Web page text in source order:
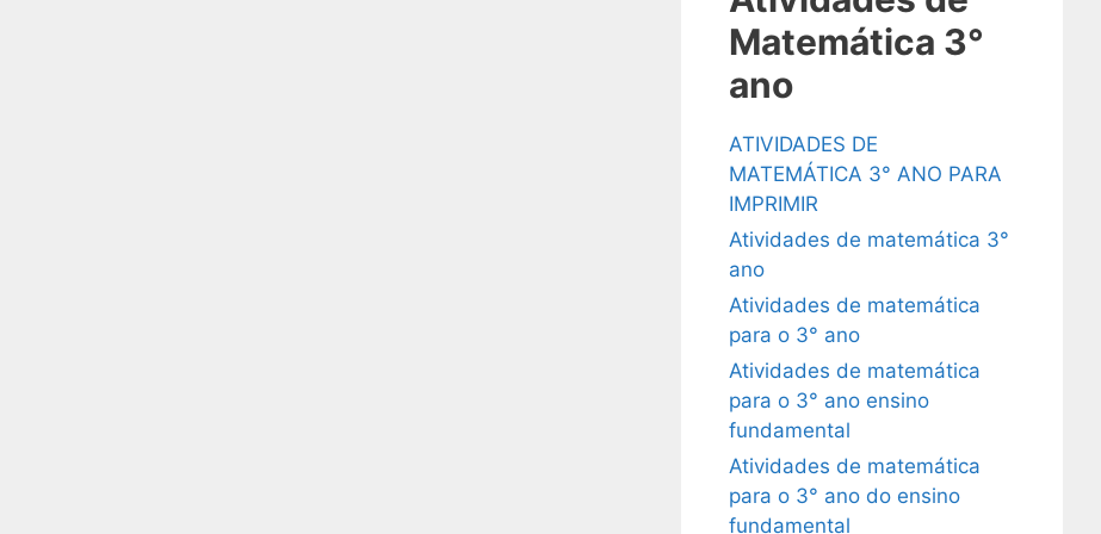
Matemática 3°
ano
ATIVIDADES DE
MATEMÁTICA 3° ANO PARA
IMPRIMIR
Atividades de matemática 3°
ano
Atividades de matemática
para o 3° ano
Atividades de matemática
para o 3° ano ensino
fundamental
Atividades de matemática
para o 3° ano do ensino
fundamental